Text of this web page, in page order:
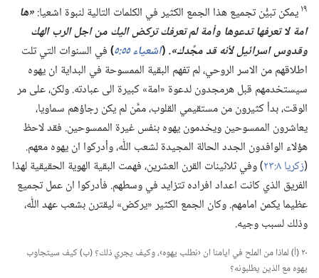
١٩يمكن تبيُّن تجميع هذا الجمع الكثير في الكلمات التالية لنبوة اشعيا:‏‏«ها
امة لا تعرفها تدعوها وأمة لم تعرفك تركض اليك من اجل الرب الهك
وقدوس اسرائيل لأنه قد مجَّدك».‏(‏اشعياء ٥٥:‏٥ ‏)‏في السنوات التي تلت
اطلاقهم من الاسر الروحي،‏ لم تفهم البقية الممسوحة في البداية ان يهوه
سيستخدمهم قبل هرمجدون لدعوة «امة» كبيرة الى عبادته.‏ ولكن،‏ على مر
الوقت،‏ بدأ كثيرون من مستقيمي القلوب،‏ ممَّن لم يكن رجاؤهم سماويا،‏
يعاشرون الممسوحين ويخدمون يهوه بنفس غيرة الممسوحين.‏ فقد لاحظ
هؤلاء الوافدون الجدد الحالة المجيدة لشعب اللّٰه،‏ وأدركوا ان يهوه معهم.‏
(‏زكريا ٨:‏٢٣
‏)‏ وفي ثلاثينات القرن العشرين،‏ فهمت البقية الهوية الحقيقية لهذا
الفريق الذي كانت اعداد افراده تتزايد في وسطهم.‏ فأدركوا ان عمل تجميع
عظيما يكمن امامهم.‏ وكان الجمع الكثير «يركض» ليقترن بشعب عهد اللّٰه،‏
وذلك لسبب وجيه.‏
٢٠ (‏أ)‏ لماذا من الملح في ايامنا ان ‹نطلب يهوه›،‏ وكيف يجري ذلك؟‏ (‏ب)‏ كيف سيتجاوب
يهوه مع الذين يطلبونه؟‏